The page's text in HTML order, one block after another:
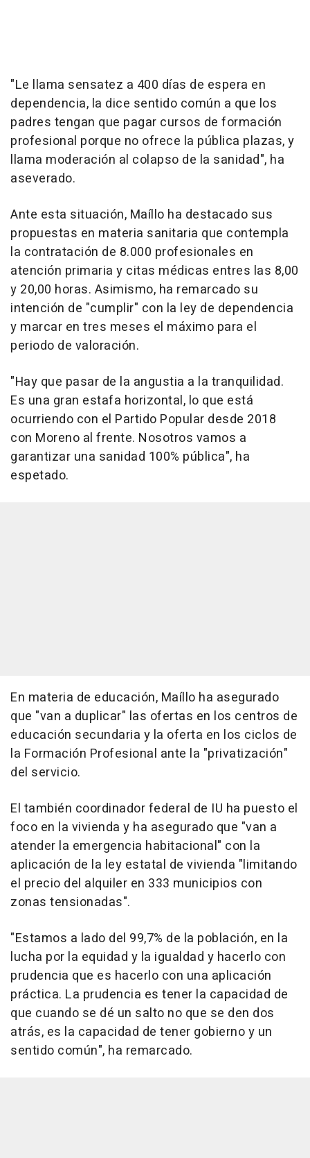
"Le llama sensatez a 400 días de espera en
dependencia, la dice sentido común a que los
padres tengan que pagar cursos de formación
profesional porque no ofrece la pública plazas, y
llama moderación al colapso de la sanidad", ha
aseverado.
Ante esta situación, Maíllo ha destacado sus
propuestas en materia sanitaria que contempla
la contratación de 8.000 profesionales en
atención primaria y citas médicas entres las 8,00
y 20,00 horas. Asimismo, ha remarcado su
intención de "cumplir" con la ley de dependencia
y marcar en tres meses el máximo para el
periodo de valoración.
"Hay que pasar de la angustia a la tranquilidad.
Es una gran estafa horizontal, lo que está
ocurriendo con el Partido Popular desde 2018
con Moreno al frente. Nosotros vamos a
garantizar una sanidad 100% pública", ha
espetado.
En materia de educación, Maíllo ha asegurado
que "van a duplicar" las ofertas en los centros de
educación secundaria y la oferta en los ciclos de
la Formación Profesional ante la "privatización"
del servicio.
El también coordinador federal de IU ha puesto el
foco en la vivienda y ha asegurado que "van a
atender la emergencia habitacional" con la
aplicación de la ley estatal de vivienda "limitando
el precio del alquiler en 333 municipios con
zonas tensionadas".
"Estamos a lado del 99,7% de la población, en la
lucha por la equidad y la igualdad y hacerlo con
prudencia que es hacerlo con una aplicación
práctica. La prudencia es tener la capacidad de
que cuando se dé un salto no que se den dos
atrás, es la capacidad de tener gobierno y un
sentido común", ha remarcado.